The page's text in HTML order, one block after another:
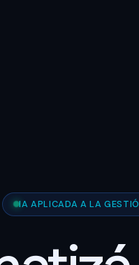
IA APLICADA A LA